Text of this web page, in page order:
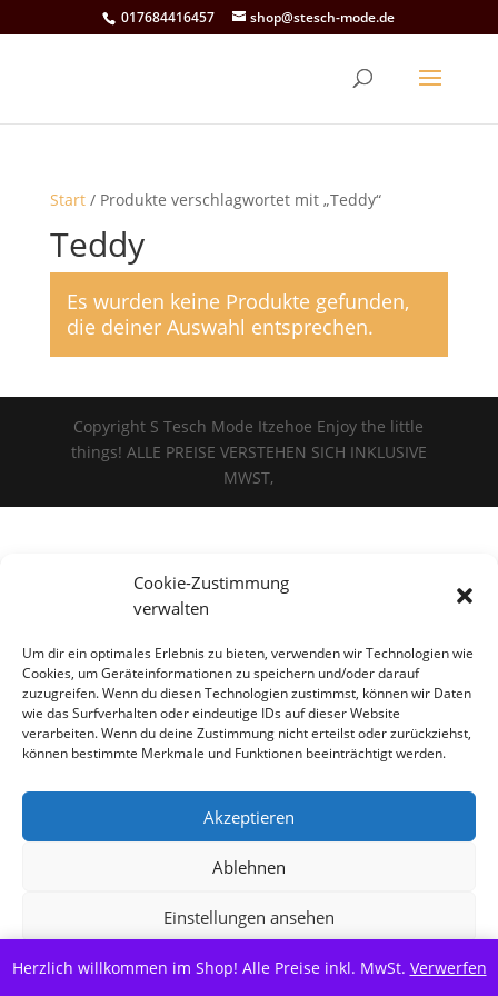
Cookie-Zustimmung
verwalten
Um dir ein optimales Erlebnis zu bieten, verwenden wir Technologien wie
Cookies, um Geräteinformationen zu speichern und/oder darauf
zuzugreifen. Wenn du diesen Technologien zustimmst, können wir Daten
wie das Surfverhalten oder eindeutige IDs auf dieser Website
verarbeiten. Wenn du deine Zustimmung nicht erteilst oder zurückziehst,
können bestimmte Merkmale und Funktionen beeinträchtigt werden.
Akzeptieren
Ablehnen
Einstellungen ansehen
Cookie-RichtlinieDatenschutzerklärung
Herzlich willkommen im Shop! Alle Preise inkl. MwSt. Verwerfen
017684416457 shop@stesch-mode.de
Start/ Produkte verschlagwortet mit „Teddy“
Teddy
Es wurden keine Produkte gefunden,
die deiner Auswahl entsprechen.
Copyright S Tesch Mode Itzehoe Enjoy the little
things! ALLE PREISE VERSTEHEN SICH INKLUSIVE
MWST,
Alle Preise inkl. der gesetzlichen MwSt.
Vertrag widerrufen